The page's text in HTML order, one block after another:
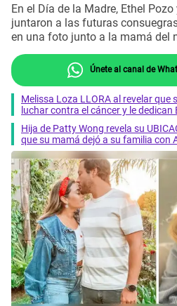
En el Día de la Madre, Ethel
juntaron a las futuras
en una foto junto a la mamá del
Únete al canal de
Melissa Loza LLORA al revelar que
luchar contra el cáncer y le dedican
Hija de Patty Wong revela su
que su mamá dejó a su familia con